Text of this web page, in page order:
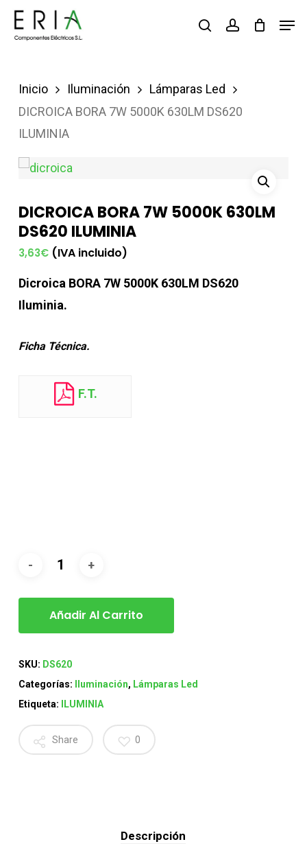
Saltar
buscaraccount
Inicio Iluminación
Lámparas Led
DICROICA BORA 7W 5000K 630LM DS620
ILUMINIA
DICROICA BORA 7W 5000K 630LM
DS620 ILUMINIA
3,63€ (IVA incluido)
Dicroica BORA 7W 5000K 630LM DS620
Iluminia.
Ficha Técnica.
F.T.
Añadir Al Carrito
SKU: DS620
Categorías:
Iluminación, Lámparas Led
Etiqueta:
ILUMINIA
Share 0
Descripción